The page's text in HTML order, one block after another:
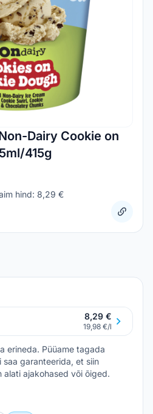
Dairy Cookie on
415g
hind: 8,29 €
8,29 €
19,98 €/l
erineda. Püüame tagada
garanteerida, et siin
ajakohased või õiged.